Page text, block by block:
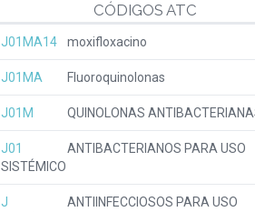
CÓDIGOS ATC
J01MA14 moxifloxacino
J01MA Fluoroquinolonas
J01M QUINOLONAS
J01
ANTIBACTERIANOS PARA USO
SISTÉMICO
J
ANTIINFECCIOSOS PARA USO